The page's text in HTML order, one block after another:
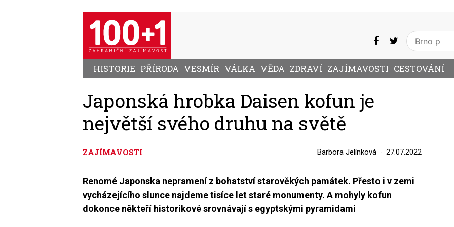
HISTORIE PŘÍRODA VESMÍR VÁLKA VĚDA ZDRAVÍ ZAJÍMAVOSTI CESTOVÁNÍ
Japonská hrobka Daisen kofun je
největší svého druhu na světě
ZAJÍMAVOSTI Barbora Jelínková 27.07.2022
Renomé Japonska nepramení z bohatství starověkých památek. Přesto i v zemi
vycházejícího slunce najdeme tisíce let staré monumenty. A mohyly kofun
dokonce někteří historikové srovnávají s egyptskými pyramidami